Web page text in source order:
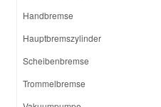
Handbremse
Hauptbremszylinder
Scheibenbremse
Trommelbremse